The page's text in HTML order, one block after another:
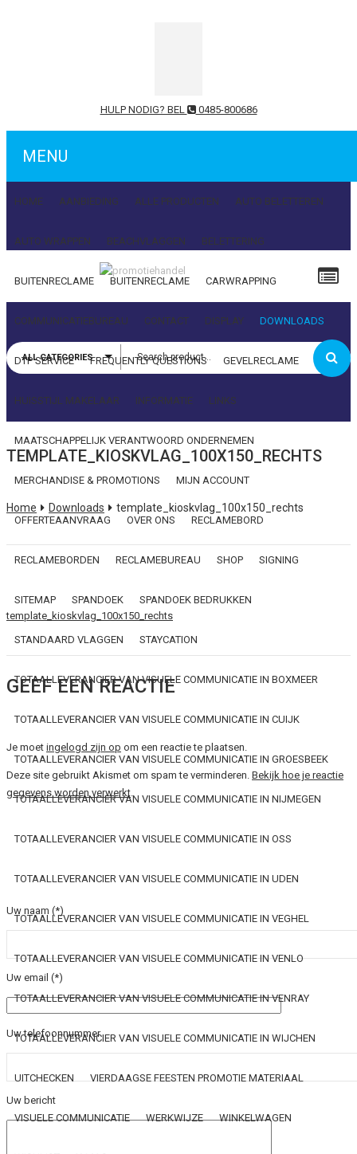
HULP NODIG? BEL 0485-800686
MENU
HOME AANBIEDING ALLE PRODUCTEN AUTO BELETTEREN
AUTO WRAPPEN BEACHVLAGGEN BELETTERING
BUITENRECLAME BUITENRECLAME CARWRAPPING
COMMUNICATIEBUREAU CONTACT DISPLAY DOWNLOADS
DTP SERVICE FREQUENTLY QUESTIONS GEVELRECLAME
HUISSTIJL MAKELAAR INFORMATIE LINKS
MAATSCHAPPELIJK VERANTWOORD ONDERNEMEN
MERCHANDISE & PROMOTIONS MIJN ACCOUNT
OFFERTEAANVRAAG OVER ONS RECLAMEBORD
RECLAMEBORDEN RECLAMEBUREAU SHOP SIGNING
SITEMAP SPANDOEK SPANDOEK BEDRUKKEN
STANDAARD VLAGGEN STAYCATION
TOTAALLEVERANCIER VAN VISUELE COMMUNICATIE IN BOXMEER
TOTAALLEVERANCIER VAN VISUELE COMMUNICATIE IN CUIJK
TOTAALLEVERANCIER VAN VISUELE COMMUNICATIE IN GROESBEEK
TOTAALLEVERANCIER VAN VISUELE COMMUNICATIE IN NIJMEGEN
TOTAALLEVERANCIER VAN VISUELE COMMUNICATIE IN OSS
TOTAALLEVERANCIER VAN VISUELE COMMUNICATIE IN UDEN
TOTAALLEVERANCIER VAN VISUELE COMMUNICATIE IN VEGHEL
TOTAALLEVERANCIER VAN VISUELE COMMUNICATIE IN VENLO
TOTAALLEVERANCIER VAN VISUELE COMMUNICATIE IN VENRAY
TOTAALLEVERANCIER VAN VISUELE COMMUNICATIE IN WIJCHEN
UITCHECKEN VIERDAAGSE FEESTEN PROMOTIE MATERIAAL
VISUELE COMMUNICATIE WERKWIJZE WINKELWAGEN
Wachtwoord
ALL CATEGORIES
TEMPLATE_KIOSKVLAG_100X150_RECHTS
Home Downloads template_kioskvlag_100x150_rechts
template_kioskvlag_100x150_rechts
GEEF EEN REACTIE
Je moet ingelogd zijn op om een reactie te plaatsen.
Deze site gebruikt Akismet om spam te verminderen. Bekijk hoe je reactie
gegevens worden verwerkt.
Uw naam (*)
Uw email (*)
Uw telefoonnummer
Uw bericht